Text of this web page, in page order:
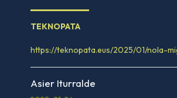
TEKNOPATA
https://teknopata.eus/2025/01/nola-
Asier Iturralde